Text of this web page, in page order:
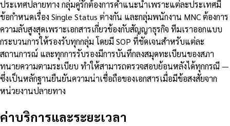
ประเทศปลายทาง กลุ่มคู่รักต้องการคำแนะนำเพราะแต่ละประเทศมี
ข้อกำหนดเรื่อง Single Status ต่างกัน และกลุ่มพนักงาน MNC ต้องการ
ความลับสูงสุดเพราะเอกสารเกี่ยวข้องกับสัญญาธุรกิจ ทีมเราออกแบบ
กระบวนการให้รองรับทุกกลุ่ม โดยมี SOP ที่ชัดเจนสำหรับแต่ละ
สถานการณ์ และทุกการรับรองมีการบันทึกลงสมุดทะเบียนของสภา
ทนายความตามระเบียบ ทำให้สามารถตรวจสอบย้อนหลังได้ทุกกรณี —
ซึ่งเป็นหลักฐานยืนยันความน่าเชื่อถือของเอกสารเมื่อมีข้อสงสัยจาก
หน่วยงานปลายทาง
ค่าบริการและระยะเวลา